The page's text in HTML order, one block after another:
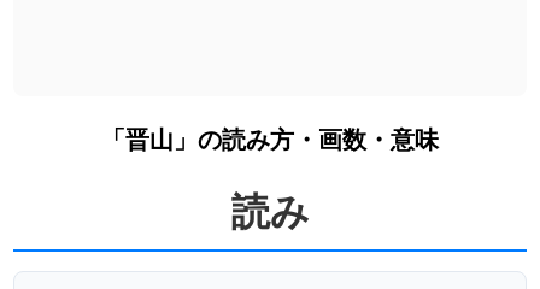
「晋山」の読み方・画数・意味
読み